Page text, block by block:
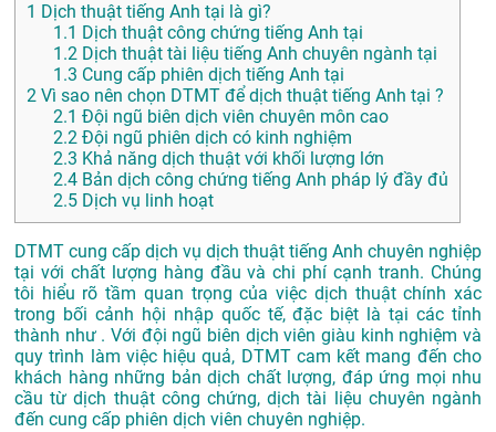
1 Dịch thuật tiếng Anh tại là gì?
1.1 Dịch thuật công chứng tiếng Anh tại
1.2 Dịch thuật tài liệu tiếng Anh chuyên ngành tại
1.3 Cung cấp phiên dịch tiếng Anh tại
2 Vì sao nên chọn DTMT để dịch thuật tiếng Anh tại ?
2.1 Đội ngũ biên dịch viên chuyên môn cao
2.2 Đội ngũ phiên dịch có kinh nghiệm
2.3 Khả năng dịch thuật với khối lượng lớn
2.4 Bản dịch công chứng tiếng Anh pháp lý đầy đủ
2.5 Dịch vụ linh hoạt
DTMT cung cấp dịch vụ dịch thuật tiếng Anh chuyên nghiệp
tại với chất lượng hàng đầu và chi phí cạnh tranh. Chúng
tôi hiểu rõ tầm quan trọng của việc dịch thuật chính xác
trong bối cảnh hội nhập quốc tế, đặc biệt là tại các tỉnh
thành như . Với đội ngũ biên dịch viên giàu kinh nghiệm và
quy trình làm việc hiệu quả, DTMT cam kết mang đến cho
khách hàng những bản dịch chất lượng, đáp ứng mọi nhu
cầu từ dịch thuật công chứng, dịch tài liệu chuyên ngành
đến cung cấp phiên dịch viên chuyên nghiệp.